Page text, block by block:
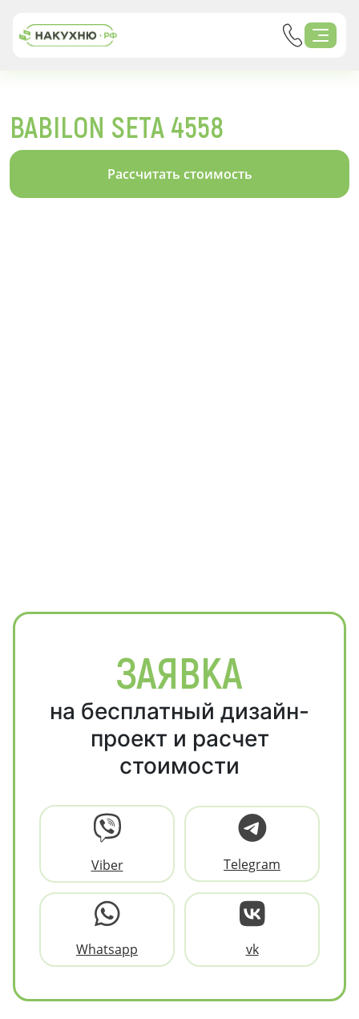
BABILON SETA 4558
Рассчитать стоимость
ЗАЯВКА
на бесплатный дизайн-
проект и расчет
стоимости
Viber Telegram
Whatsapp vk